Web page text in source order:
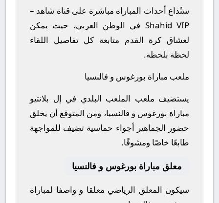
ستُذاع أحداث المباراة مباشرة على قناة شاهد –
Shahid VIP في الوطن العربي، حيث يمكن
لعشاق كرة القدم متابعة كل تفاصيل اللقاء
لحظة بلحظة.
ملعب مباراة بورغوس و فالنسيا
يستضيف ملعب الملعب البلدي في إل بلانتيو
مباراة بورغوس و فالنسيا، ومن المتوقع أن يخلق
حضور الجماهير أجواء حماسية تضيف للمواجهة
طابعًا خاصًا ومشوقًا.
معلق مباراة بورغوس و فالنسيا
سيكون المعلق الرياضي معلقا و واصفا لمباراة